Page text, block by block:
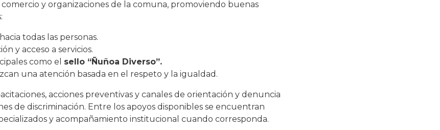
y organizaciones de la comuna, promoviendo buenas
todas las personas.
y acceso a servicios.
como el sello “Ñuñoa Diverso”.
una atención basada en el respeto y la igualdad.
acciones preventivas y canales de orientación y denuncia
de discriminación. Entre los apoyos disponibles se encuentran
y acompañamiento institucional cuando corresponda.